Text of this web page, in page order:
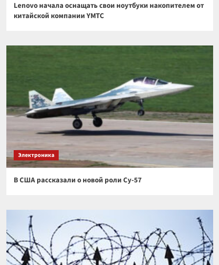
Lenovo начала оснащать свои ноутбуки накопителем от
китайской компании YMTC
Электроника
В США рассказали о новой роли Су-57